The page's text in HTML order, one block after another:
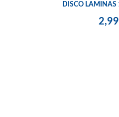
DISCO